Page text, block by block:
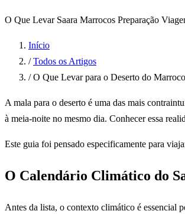
O Que Levar Saara Marrocos Preparação
Início
/ Todos os Artigos
/ O Que Levar para o Deserto do
A mala para o deserto é uma das mais
à meia-noite no mesmo dia. Conhecer essa
Este guia foi pensado especificamente para
O Calendário Climático do
Antes da lista, o contexto climático é essencial